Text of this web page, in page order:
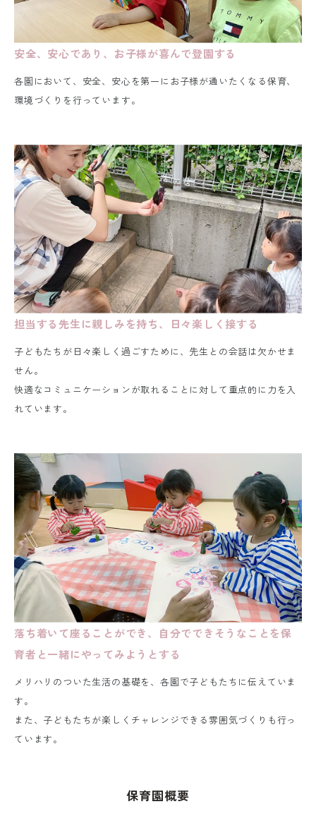
安全、安心であり、お子様が喜んで登園する
各園において、安全、安心を第一にお子様が通いたくなる保育、
環境づくりを行っています。
担当する先生に親しみを持ち、日々楽しく接する
子どもたちが日々楽しく過ごすために、先生との会話は欠かせま
せん。
快適なコミュニケーションが取れることに対して重点的に力を入
れています。
落ち着いて座ることができ、自分でできそうなことを保
育者と一緒にやってみようとする
メリハリのついた生活の基礎を、各園で子どもたちに伝えていま
す。
また、子どもたちが楽しくチャレンジできる雰囲気づくりも行っ
ています。
保育園概要